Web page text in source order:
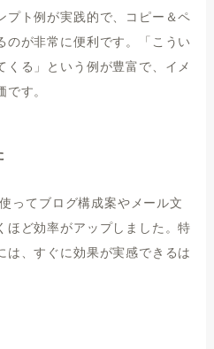
プト例が実践的で、コピー＆ペ
のが非常に便利です。「こうい
くる」という例が豊富で、イメ
す。
ってブログ構成案やメール文
ほど効率がアップしました。特
は、すぐに効果が実感できるは